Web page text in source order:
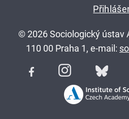
© 2026 Sociologický ústav
110 00 Praha 1, e-mail: